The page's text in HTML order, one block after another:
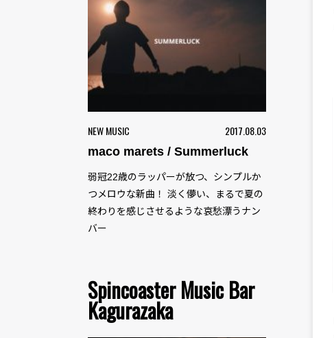
NEW MUSIC 2017.08.03
maco marets / Summerluck
弱冠22歳のラッパーが放つ、シンプルか
つメロウな新曲！ 淡く儚い、まるで夏の
終わりを感じさせるような哀愁漂うナン
バー
Spincoaster Music Bar
Kagurazaka